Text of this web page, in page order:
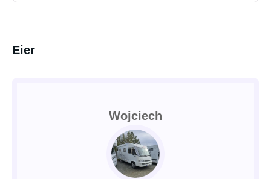
Eier
Wojciech